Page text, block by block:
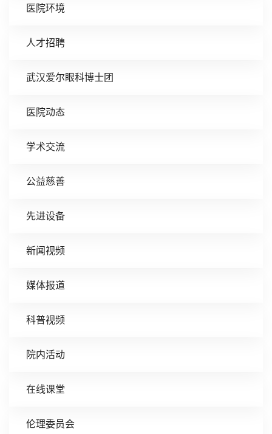
医院环境
人才招聘
武汉爱尔眼科博士团
医院动态
学术交流
公益慈善
先进设备
新闻视频
媒体报道
科普视频
院内活动
在线课堂
伦理委员会